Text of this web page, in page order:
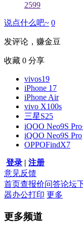
2599
说点什么吧~ 0
发评论，赚金豆
收藏 0 分享
vivos19
iPhone 17
iPhone Air
vivo X100s
三星S25
iQOO Neo9S
iQOO Neo9S Pro
OPPOFindX7
登录 | 注册
意见反馈
首页查报价问答论坛
器办公打印 更多
更多频道